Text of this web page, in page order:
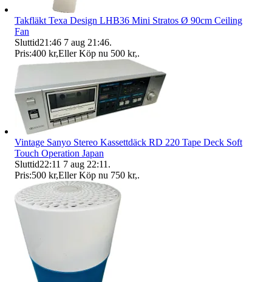
Takfläkt Texa Design LHB36 Mini Stratos Ø 90cm Ceiling
Fan
Sluttid21:46 7 aug 21:46.
Pris:400 kr,Eller Köp nu 500 kr,.
Vintage Sanyo Stereo Kassettdäck RD 220 Tape Deck Soft
Touch Operation Japan
Sluttid22:11 7 aug 22:11 .
Pris:500 kr,Eller Köp nu 750 kr,.